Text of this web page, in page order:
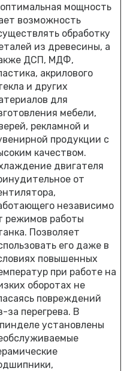
мощность
возможность
обработку
из древесины, а
ДСП, МДФ,
акрилового
и других
для
мебели,
рекламной и
продукции с
качеством.
двигателя
от
независимо
режимов работы
Позволяет
его даже в
повышенных
при работе на
оборотах не
повреждений
за перегрева. В
установлены